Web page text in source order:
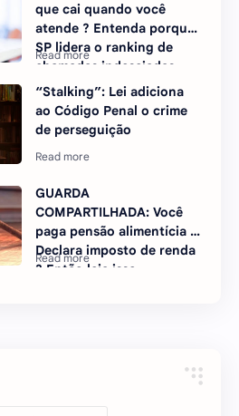
que cai quando você
atende ? Entenda porque
SP lidera o ranking de
chamadas indesejadas
“Stalking”: Lei adiciona
ao Código Penal o crime
de perseguição
GUARDA
COMPARTILHADA: Você
paga pensão alimentícia ?
Declara imposto de renda
? Então leia isso.